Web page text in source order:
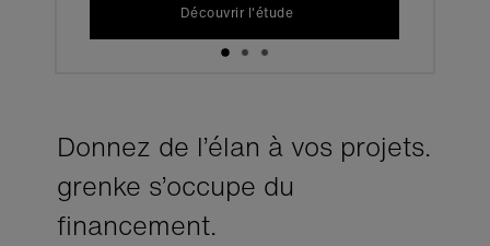
Découvrir l'étude
Donnez de l’élan à vos projets.
grenke s’occupe du
financement.